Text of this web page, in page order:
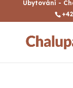
Ubytování -